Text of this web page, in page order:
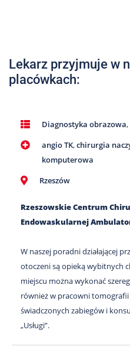
Galeria
801
Lekarz przyjmuje w
placówkach:
Diagnostyka obrazowa,
angio TK,chirurgia
komputerowa
Rzeszów
Rzeszowskie Centrum
Endowaskularnej
W naszej poradni działającej
otoczeni są opieką wybitnych
miejscu można wykonać
również w pracowni
świadczonych zabiegów i
„Usługi”.